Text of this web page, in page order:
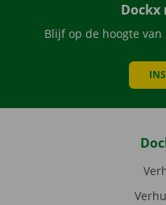
Dockx
Blijf op de hoogte